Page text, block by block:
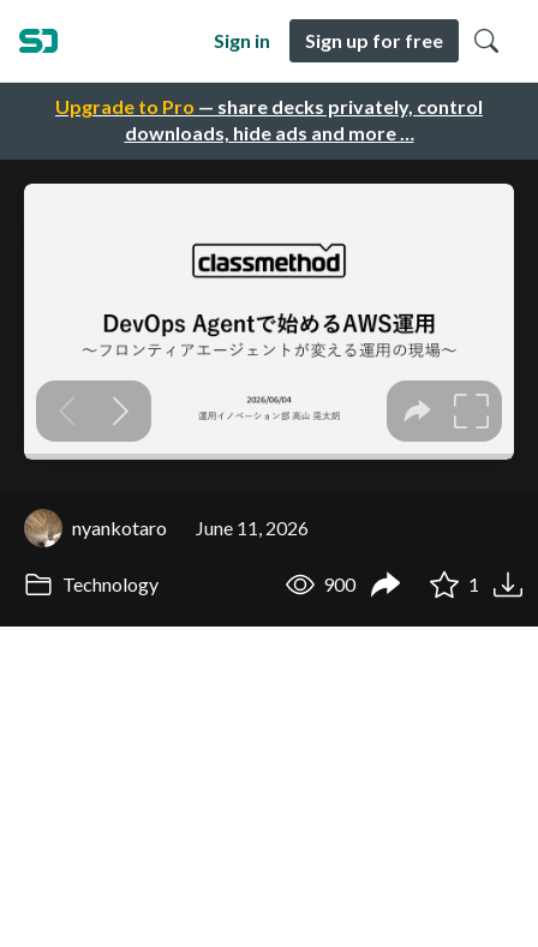
Upgrade to Pro — share decks privately, control
downloads, hide ads and more …
Sign in Sign up for free
nyankotaro June 11, 2026
Technology 900 1